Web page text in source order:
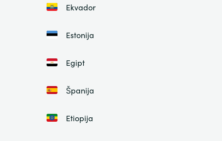
Ekvador
Estonija
Egipt
Španija
Etiopija